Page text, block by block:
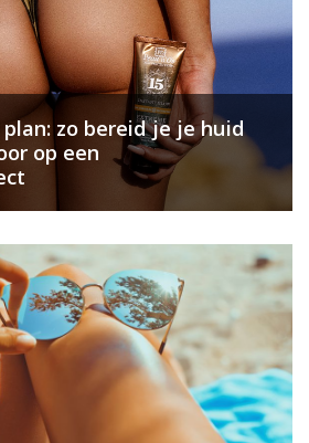
zo bereid je je huid
op een